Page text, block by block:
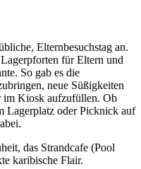
Elternbesuchstag an.
für Eltern und
So gab es die
neue Süßigkeiten
im Kiosk aufzufüllen. Ob
Lagerplatz oder Picknick auf
das Strandcafe (Pool
karibische Flair.